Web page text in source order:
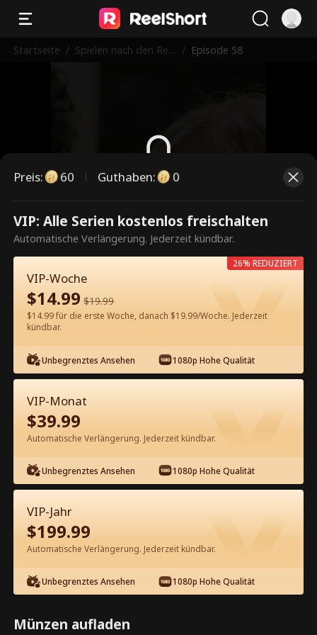
Startseite / Spielen nach den Reg / Episode 58
Dies ist eine kostenpflichtige
Episode. Bitte entsperren, um
weiterzusehen.
60Jetzt entsperren
Kostenlos in der App ansehen
Episode 58 - Spielen nach den Regeln
des Milliardärs Kompletter Film
0-49 50-88
58 59 61 62
Preis: 60 Guthaben: 0
VIP: Alle Serien kostenlos freischalten
Automatische Verlängerung. Jederzeit kündbar.
VIP-Woche
$14.99 $19.99
$14.99 für die erste Woche, danach $19.99/Woche. Jederzeit
kündbar.
Unbegrenztes Ansehen 1080p Hohe Qualität
26% REDUZIERT
VIP-Monat
$39.99
Automatische Verlängerung. Jederzeit kündbar.
Unbegrenztes Ansehen 1080p Hohe Qualität
VIP-Jahr
$199.99
Automatische Verlängerung. Jederzeit kündbar.
Unbegrenztes Ansehen 1080p Hohe Qualität
Münzen aufladen